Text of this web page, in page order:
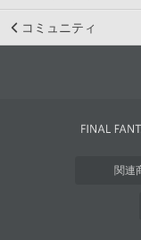
コミュニティ
関連